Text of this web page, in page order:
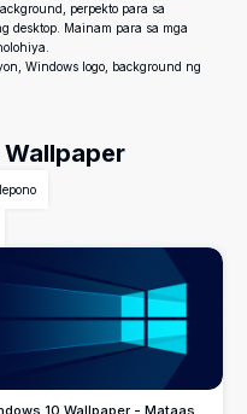
perpekto para sa
desktop. Mainam para sa mga
Windows logo, background ng
Wallpaper
10 Wallpaper - Mataas